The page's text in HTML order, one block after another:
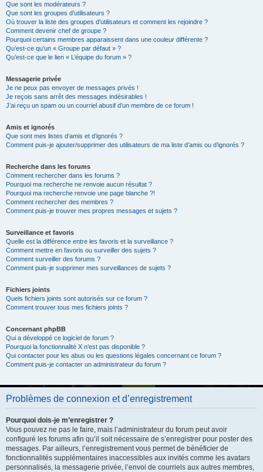
Que sont les modérateurs ?
Que sont les groupes d’utilisateurs ?
Où trouver la liste des groupes d’utilisateurs et comment les rejoindre ?
Comment devenir chef de groupe ?
Pourquoi certains membres apparaissent dans une couleur différente ?
Qu’est-ce qu’un « Groupe par défaut » ?
Qu’est-ce que le lien « L’équipe du forum » ?
Messagerie privée
Je ne peux pas envoyer de messages privés !
Je reçois sans arrêt des messages indésirables !
J’ai reçu un spam ou un courriel abusif d’un membre de ce forum !
Amis et ignorés
Que sont mes listes d’amis et d’ignorés ?
Comment puis-je ajouter/supprimer des utilisateurs de ma liste d’amis ou d’ignorés ?
Recherche dans les forums
Comment rechercher dans les forums ?
Pourquoi ma recherche ne renvoie aucun résultat ?
Pourquoi ma recherche renvoie une page blanche ?!
Comment rechercher des membres ?
Comment puis-je trouver mes propres messages et sujets ?
Surveillance et favoris
Quelle est la différence entre les favoris et la surveillance ?
Comment mettre en favoris ou surveiller des sujets ?
Comment surveiller des forums ?
Comment puis-je supprimer mes surveillances de sujets ?
Fichiers joints
Quels fichiers joints sont autorisés sur ce forum ?
Comment trouver tous mes fichiers joints ?
Concernant phpBB
Qui a développé ce logiciel de forum ?
Pourquoi la fonctionnalité X n’est pas disponible ?
Qui contacter pour les abus ou les questions légales concernant ce forum ?
Comment puis-je contacter un administrateur du forum ?
Problèmes de connexion et d’enregistrement
Pourquoi dois-je m’enregistrer ?
Vous pouvez ne pas le faire, mais l’administrateur du forum peut avoir
configuré les forums afin qu’il soit nécessaire de s’enregistrer pour poster des
messages. Par ailleurs, l’enregistrement vous permet de bénéficier de
fonctionnalités supplémentaires inaccessibles aux invités comme les avatars
personnalisés, la messagerie privée, l’envoi de courriels aux autres membres,